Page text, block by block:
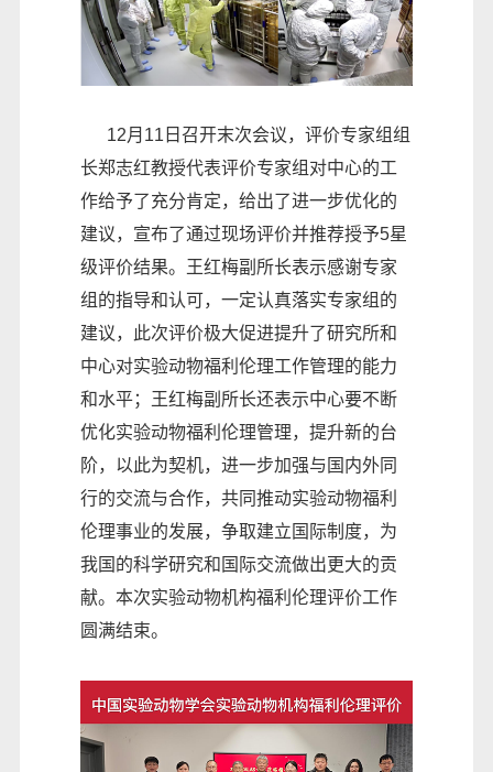
12月11日召开末次会议，评价专家组组
长郑志红教授代表评价专家组对中心的工
作给予了充分肯定，给出了进一步优化的
建议，宣布了通过现场评价并推荐授予5星
级评价结果。王红梅副所长表示感谢专家
组的指导和认可，一定认真落实专家组的
建议，此次评价极大促进提升了研究所和
中心对实验动物福利伦理工作管理的能力
和水平；王红梅副所长还表示中心要不断
优化实验动物福利伦理管理，提升新的台
阶，以此为契机，进一步加强与国内外同
行的交流与合作，共同推动实验动物福利
伦理事业的发展，争取建立国际制度，为
我国的科学研究和国际交流做出更大的贡
献。本次实验动物机构福利伦理评价工作
圆满结束。